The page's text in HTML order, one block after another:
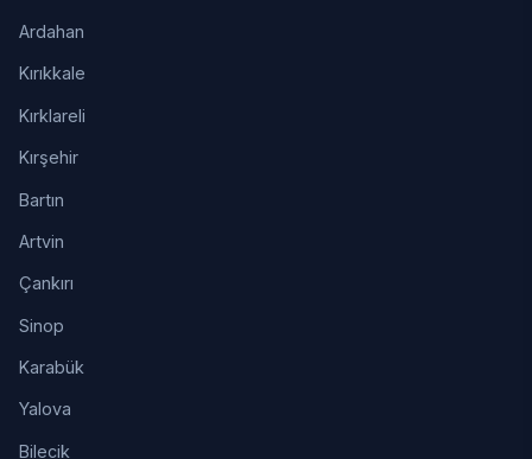
Ardahan
Kırıkkale
Kırklareli
Kırşehir
Bartın
Artvin
Çankırı
Sinop
Karabük
Yalova
Bilecik